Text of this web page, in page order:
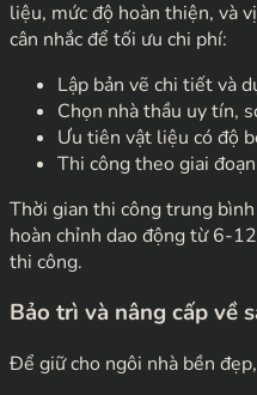
liệu, mức độ hoàn thiện, và
cân nhắc để tối ưu chi phí:
Lập bản vẽ chi tiết và
Chọn nhà thầu uy tín,
Ưu tiên vật liệu có độ
Thi công theo giai
Thời gian thi công trung
hoàn chỉnh dao động từ 6-
thi công.
Bảo trì và nâng cấp về
Để giữ cho ngôi nhà bền